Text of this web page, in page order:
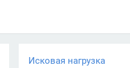
Исковая нагрузка